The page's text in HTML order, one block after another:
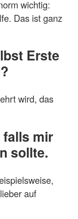
wichtig:
Das ist ganz
Erste
wird, das
falls mir
sollte.
auf